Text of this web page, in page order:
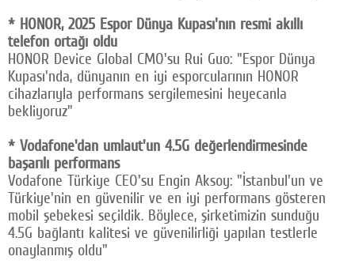
* HONOR, 2025 Espor Dünya Kupası'nın resmi akıllı
telefon ortağı oldu
HONOR Device Global CMO'su Rui Guo: "Espor Dünya
Kupası'nda, dünyanın en iyi esporcularının HONOR
cihazlarıyla performans sergilemesini heyecanla
bekliyoruz"
* Vodafone'dan umlaut'un 4.5G değerlendirmesinde
başarılı performans
Vodafone Türkiye CEO'su Engin Aksoy: "İstanbul'un ve
Türkiye'nin en güvenilir ve en iyi performans gösteren
mobil şebekesi seçildik. Böylece, şirketimizin sunduğu
4.5G bağlantı kalitesi ve güvenilirliği yapılan testlerle
onaylanmış oldu"